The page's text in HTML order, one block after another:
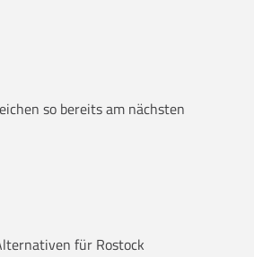
so bereits am nächsten
für Rostock